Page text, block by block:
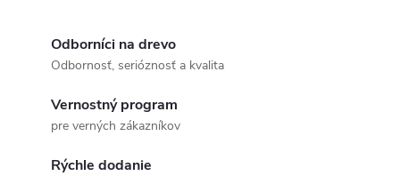
Odborníci na drevo
Odbornosť, serióznosť a kvalita
Vernostný program
pre verných zákazníkov
Rýchle dodanie